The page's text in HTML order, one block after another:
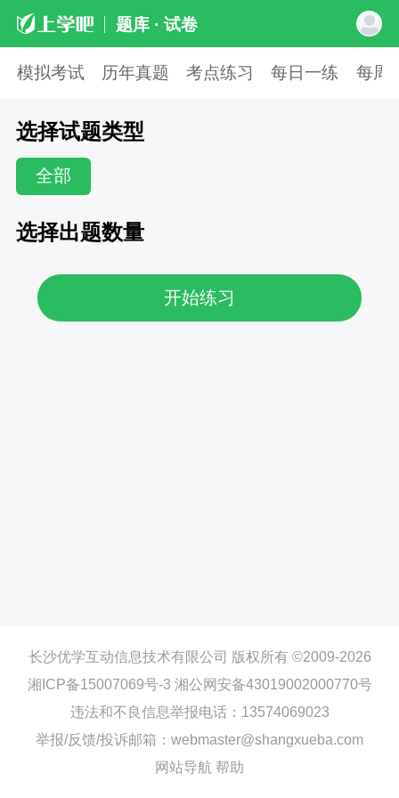
题库 · 试卷
模拟考试 历年真题 考点练习 每日一练 每周
选择试题类型
全部
选择出题数量
开始练习
长沙优学互动信息技术有限公司 版权所有 ©2009-2026
湘ICP备15007069号-3 湘公网安备43019002000770号
违法和不良信息举报电话：13574069023
举报/反馈/投诉邮箱：webmaster@shangxueba.com
网站导航 帮助